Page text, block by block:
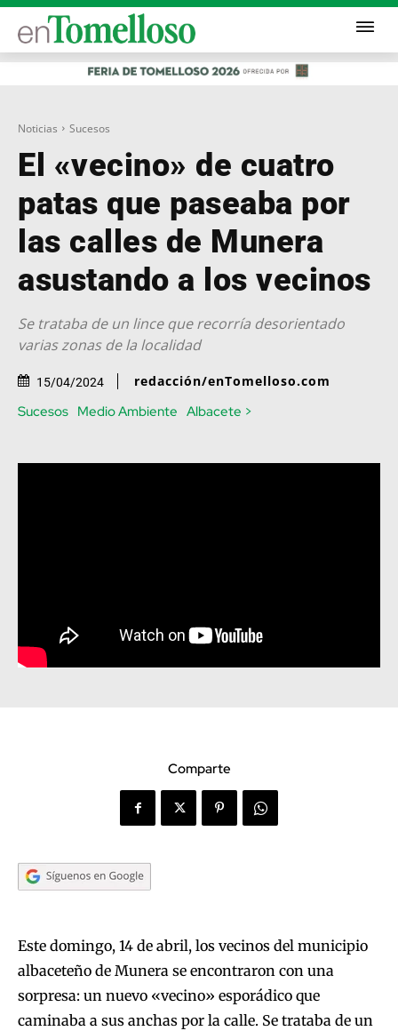
Noticias Sucesos
El «vecino» de cuatro
patas que paseaba por
las calles de Munera
asustando a los vecinos
Se trataba de un lince que recorría desorientado
varias zonas de la localidad
15/04/2024 redacción/enTomelloso.com
Sucesos Medio Ambiente Albacete >
Comparte
Este domingo, 14 de abril, los vecinos del municipio
albaceteño de Munera se encontraron con una
sorpresa: un nuevo «vecino» esporádico que
caminaba a sus anchas por la calle. Se trataba de un